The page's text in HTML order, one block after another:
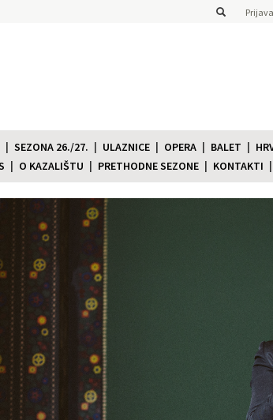
SEZONA 26./27. ULAZNICE OPERA BALET
O KAZALIŠTU PRETHODNE SEZONE KONTAKTI